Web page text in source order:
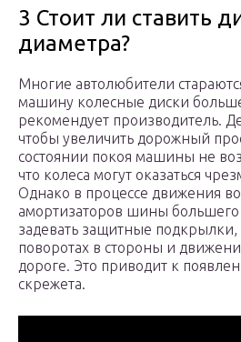
3 Стоит ли ставить
диаметра?
Многие автолюбители
машину колесные диски
рекомендует производитель.
чтобы увеличить дорожный
состоянии покоя машины не
что колеса могут оказаться
Однако в процессе движения
амортизаторов шины большего
задевать защитные
поворотах в стороны и
дороге. Это приводит к
скрежета.